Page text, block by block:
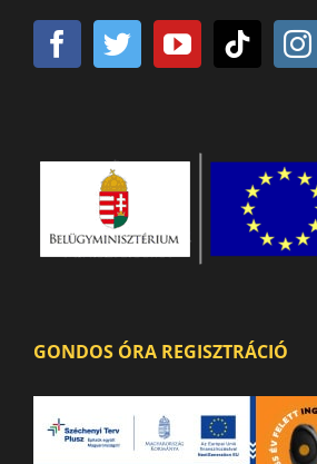
GONDOS ÓRA REGISZTRÁCIÓ